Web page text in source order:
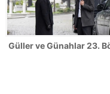
Güller ve Günahlar 23.